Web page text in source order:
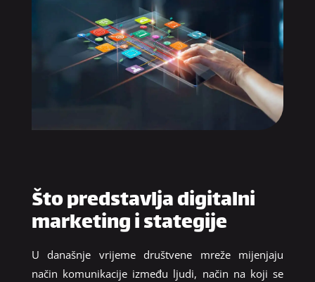
Što predstavlja digitalni
marketing i stategije
U današnje vrijeme društvene mreže mijenjaju
način komunikacije između ljudi, način na koji se